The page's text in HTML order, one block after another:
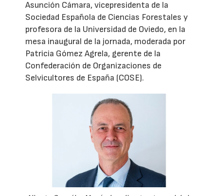
Asunción Cámara, vicepresidenta de la
Sociedad Española de Ciencias Forestales y
profesora de la Universidad de Oviedo, en la
mesa inaugural de la jornada, moderada por
Patricia Gómez Agrela, gerente de la
Confederación de Organizaciones de
Selvicultores de España (COSE).